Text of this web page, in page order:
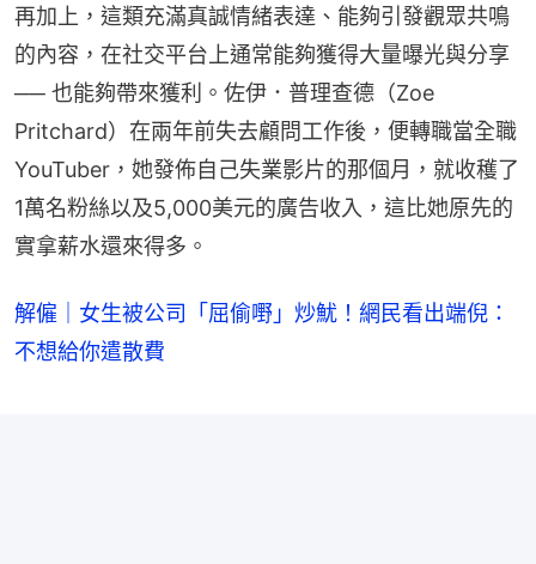
再加上，這類充滿真誠情緒表達、能夠引發觀眾共鳴
的內容，在社交平台上通常能夠獲得大量曝光與分享
── 也能夠帶來獲利。佐伊．普理查德（Zoe
Pritchard）在兩年前失去顧問工作後，便轉職當全職
YouTuber，她發佈自己失業影片的那個月，就收穫了
1萬名粉絲以及5,000美元的廣告收入，這比她原先的
實拿薪水還來得多。
解僱｜女生被公司「屈偷嘢」炒魷！網民看出端倪：
不想給你遣散費